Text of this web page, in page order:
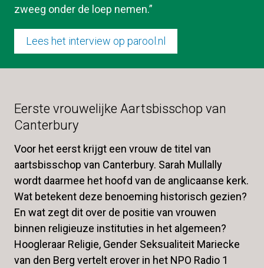
zweeg onder de loep nemen.”
Lees het interview op parool.nl
Eerste vrouwelijke Aartsbisschop van
Canterbury
Voor het eerst krijgt een vrouw de titel van
aartsbisschop van Canterbury. Sarah Mullally
wordt daarmee het hoofd van de anglicaanse kerk.
Wat betekent deze benoeming historisch gezien?
En wat zegt dit over de positie van vrouwen
binnen religieuze instituties in het algemeen?
Hoogleraar Religie, Gender Seksualiteit Mariecke
van den Berg vertelt erover in het NPO Radio 1